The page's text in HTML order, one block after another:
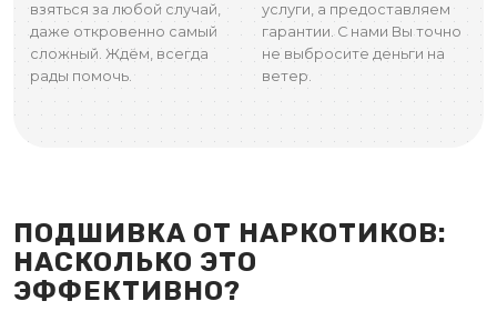
взяться за любой случай,
даже откровенно самый
сложный. Ждём, всегда
рады помочь.
услуги, а предоставляем
гарантии. С нами Вы точно
не выбросите деньги на
ветер.
ПОДШИВКА ОТ НАРКОТИКОВ:
НАСКОЛЬКО ЭТО
ЭФФЕКТИВНО?